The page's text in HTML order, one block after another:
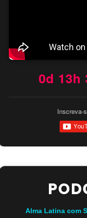
0d 13h
Inscreva-
Alma Latina com